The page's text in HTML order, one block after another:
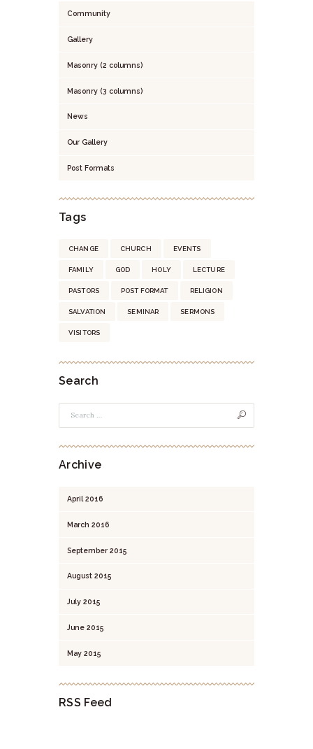
Community
Gallery
Masonry (2 columns)
Masonry (3 columns)
News
Our Gallery
Post Formats
Tags
CHANGE CHURCH EVENTS
FAMILY GOD HOLY LECTURE
PASTORS POST FORMAT RELIGION
SALVATION SEMINAR SERMONS
VISITORS
Search
Archive
April 2016
March 2016
September 2015
August 2015
July 2015
June 2015
May 2015
RSS Feed